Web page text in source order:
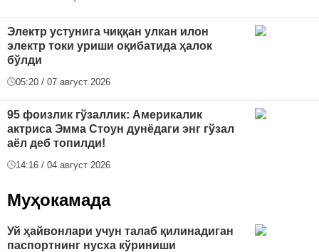
Электр устунига чиққан улкан илон
электр токи уриши оқибатида ҳалок
бўлди
05:20 / 07 август 2026
95 фоизлик гўзаллик: Америкалик
актриса Эмма Стоун дунёдаги энг гўзал
аёл деб топилди!
14:16 / 04 август 2026
Муҳокамада
Уй ҳайвонлари учун талаб қилинадиган
паспортнинг нусха кўриниши